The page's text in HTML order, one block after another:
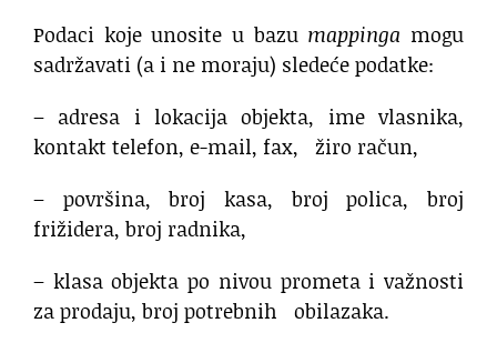
Podaci koje unosite u bazu mappinga mogu
sadržavati (a i ne moraju) sledeće podatke:
– adresa i lokacija objekta, ime vlasnika,
kontakt telefon, e-mail, fax, žiro račun,
– površina, broj kasa, broj polica, broj
frižidera, broj radnika,
– klasa objekta po nivou prometa i važnosti
za prodaju, broj potrebnih obilazaka.